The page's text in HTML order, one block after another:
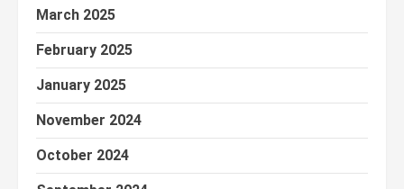
March 2025
February 2025
January 2025
November 2024
October 2024